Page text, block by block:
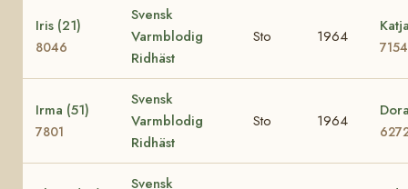
Iris (21)
8046
Svensk
Varmblodig
Ridhäst
Sto 1964
7154
Irma (51)
7801
Svensk
Varmblodig
Ridhäst
Sto 1964
Svensk